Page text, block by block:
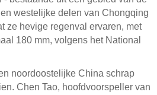
westelijke delen van Chongqing
ze hevige regenval ervaren, met
180 mm, volgens het National
noordoostelijke China schrap
Chen Tao, hoofdvoorspeller van